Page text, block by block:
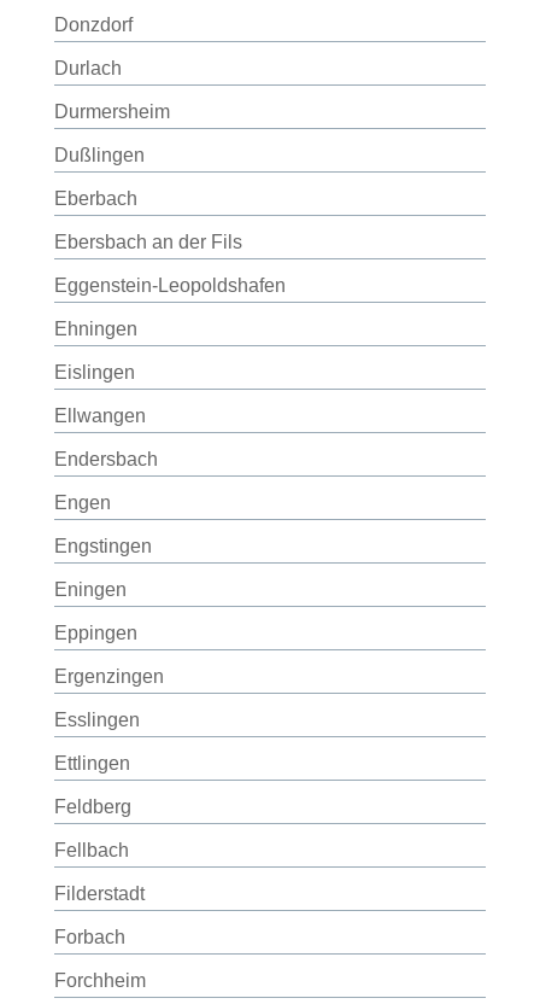
Donzdorf
Durlach
Durmersheim
Dußlingen
Eberbach
Ebersbach an der Fils
Eggenstein-Leopoldshafen
Ehningen
Eislingen
Ellwangen
Endersbach
Engen
Engstingen
Eningen
Eppingen
Ergenzingen
Esslingen
Ettlingen
Feldberg
Fellbach
Filderstadt
Forbach
Forchheim